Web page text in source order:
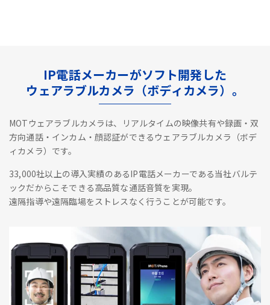
IP電話メーカーがソフト開発した
ウェアラブルカメラ（ボディカメラ）。
MOTウェアラブルカメラは、リアルタイムの映像共有や録画・双
方向通話・インカム・顔認証ができるウェアラブルカメラ（ボデ
ィカメラ）です。
33,000社以上の導入実績のあるIP電話メーカーである当社バルテ
ックだからこそできる高品質な通話音質を実現。
遠隔指導や遠隔臨場をストレスなく行うことが可能です。